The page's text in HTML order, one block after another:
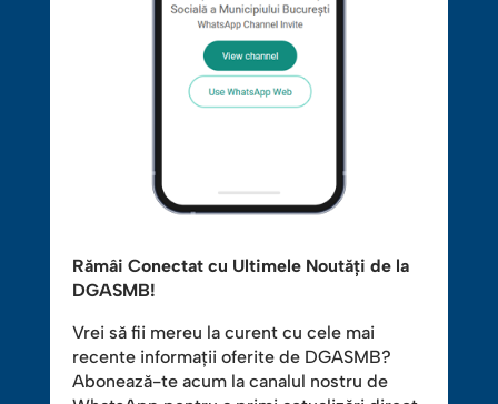
Rămâi Conectat cu Ultimele Noutăți de la
DGASMB!
Vrei să fii mereu la curent cu cele mai
recente informații oferite de DGASMB?
Abonează-te acum la canalul nostru de